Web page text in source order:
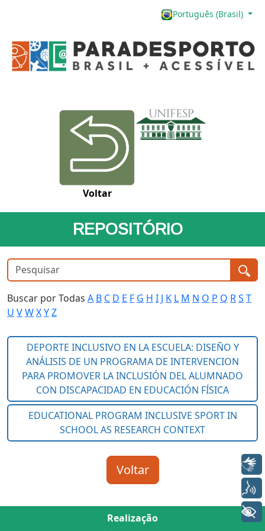
Português (Brasil)
Voltar
REPOSITÓRIO
Buscar por Todas A B C D E F G H I J K L M N O P Q RS T
U VWXYZ
Realização